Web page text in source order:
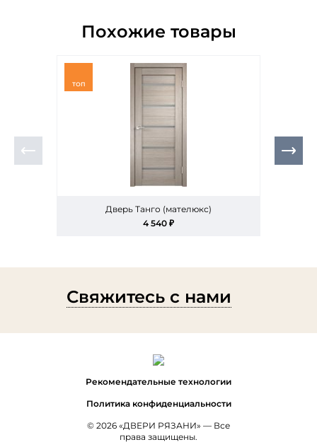
Похожие товары
ТОП
Дверь Танго (мателюкс)
4 540 ₽
Свяжитесь с нами
Рекомендательные технологии
Политика конфиденциальности
© 2026 «ДВЕРИ РЯЗАНИ» — Все
права защищены.